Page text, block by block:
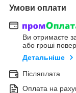
Умови оплати
Ви отримаєте
або гроші
Детальніше
Післяплата
Оплата на